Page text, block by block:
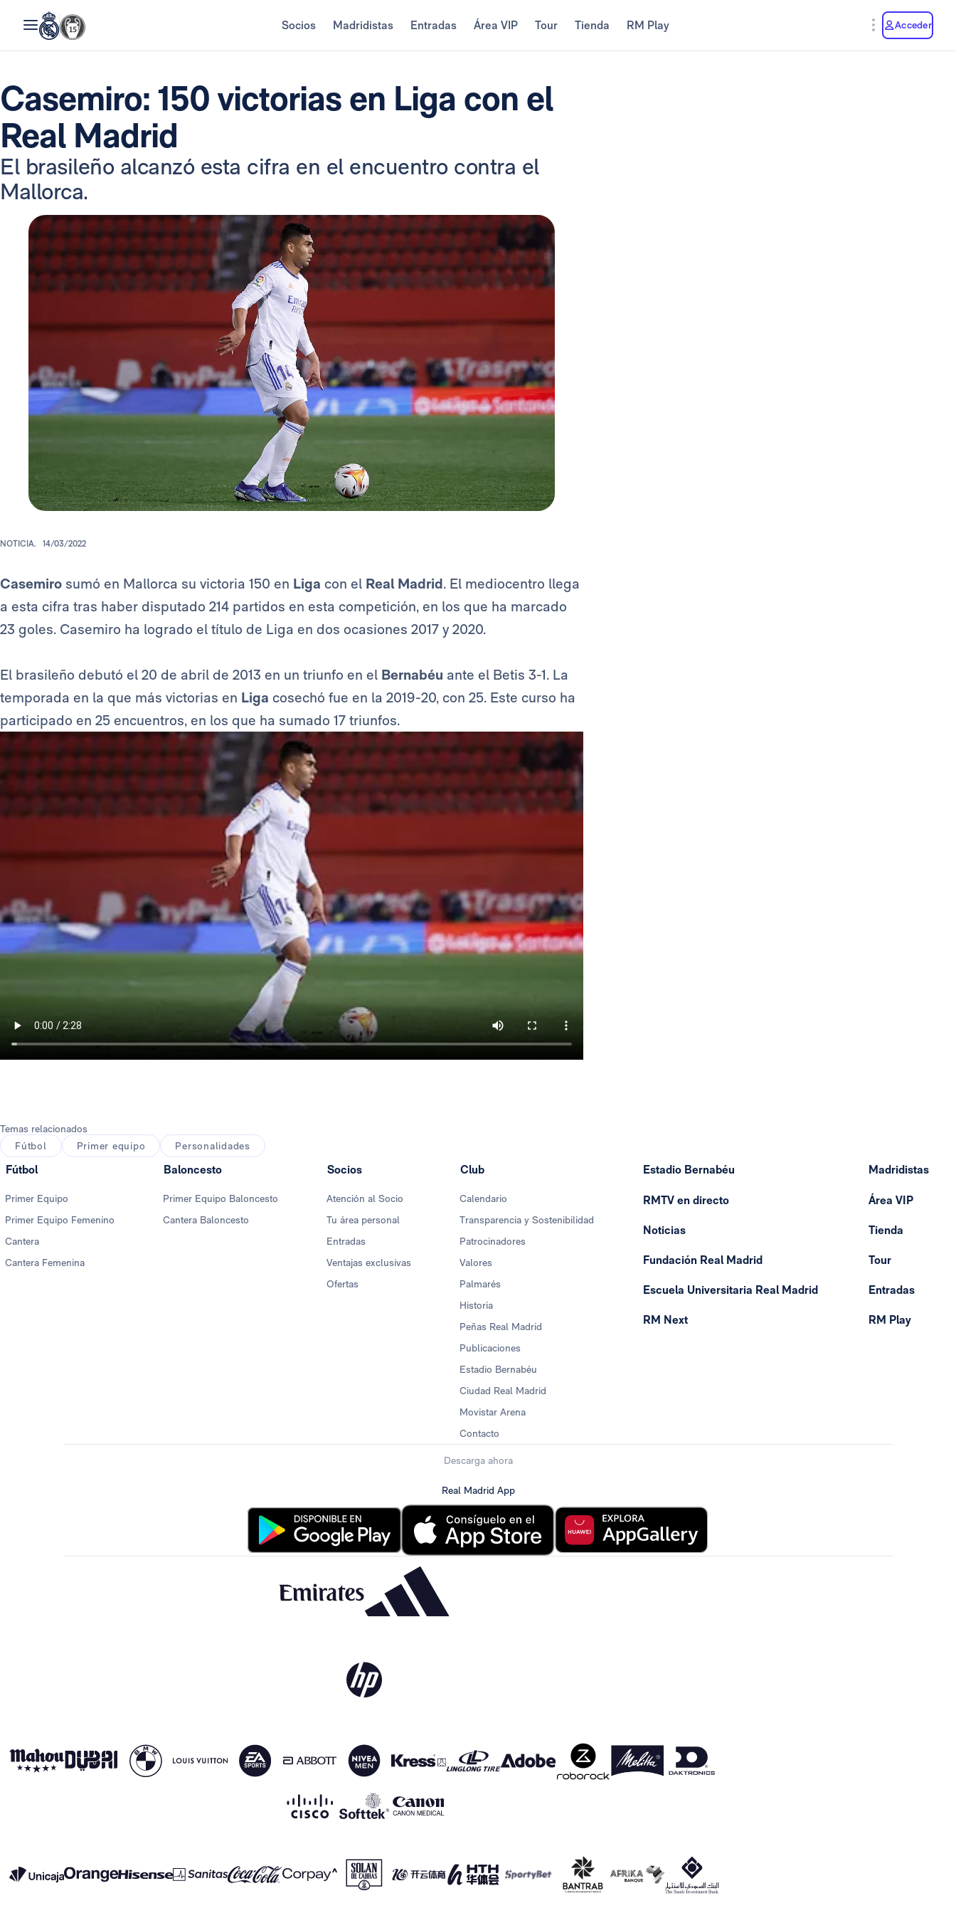
Socios Madridistas Entradas Área VIP Tour Tienda RM Play Acceder
Casemiro: 150 victorias en Liga con el
Real Madrid
El brasileño alcanzó esta cifra en el encuentro contra el
Mallorca.
NOTICIA. 14/03/2022
Casemiro sumó en Mallorca su victoria 150 en Liga con el Real Madrid. El mediocentro llega
a esta cifra tras haber disputado 214 partidos en esta competición, en los que ha marcado
23 goles. Casemiro ha logrado el título de Liga en dos ocasiones 2017 y 2020.
El brasileño debutó el 20 de abril de 2013 en un triunfo en el Bernabéu ante el Betis 3-1. La
temporada en la que más victorias en Liga cosechó fue en la 2019-20, con 25. Este curso ha
participado en 25 encuentros, en los que ha sumado 17 triunfos.
Temas relacionados
Fútbol
Primer equipo Personalidades
Fútbol
Primer Equipo
Primer Equipo Femenino
Cantera
Cantera Femenina
Baloncesto
Primer Equipo Baloncesto
Cantera Baloncesto
Socios
Atención al Socio
Tu área personal
Entradas
Ventajas exclusivas
Ofertas
Club
Calendario
Transparencia y Sostenibilidad
Patrocinadores
Valores
Palmarés
Historia
Peñas Real Madrid
Publicaciones
Estadio Bernabéu
Ciudad Real Madrid
Movistar Arena
Contacto
Estadio Bernabéu
RMTV en directo
Noticias
Fundación Real Madrid
Escuela Universitaria Real Madrid
RM Next
Madridistas
Área VIP
Tienda
Tour
Entradas
RM Play
Descarga ahora
Real Madrid App